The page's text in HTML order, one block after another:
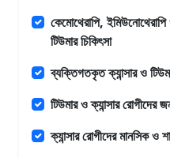
কেমোথেরাপি, ইমিউনোথেরাপি
টিউমার চিকিৎসা
ব্যক্তিগতকৃত ক্যান্সার ও
টিউমার ও ক্যান্সার রোগীদের
ক্যান্সার রোগীদের মানসিক ও